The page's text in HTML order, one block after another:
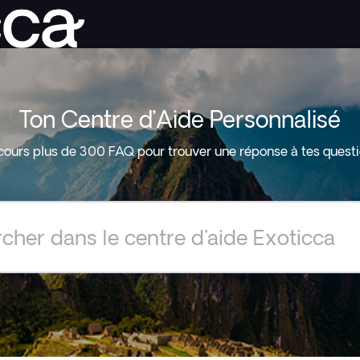
Ton Centre d’Aide Personnalisé
plus de 300 FAQ pour trouver une réponse à tes